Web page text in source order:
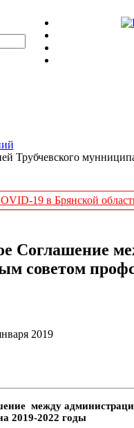
Трубчевского
19 в Брянской
Соглашение
советом
2019
между
2019-2022 годы